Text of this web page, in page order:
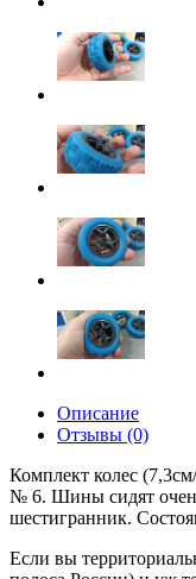
Описание
Отзывы (0)
Комплект колес
№ 6. Шины сидят
шестигранник.
Если вы